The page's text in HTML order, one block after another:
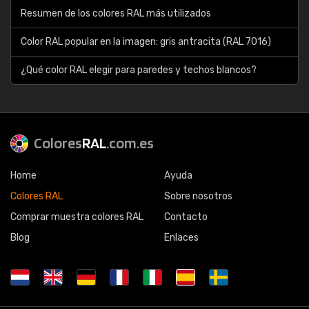
Resumen de los colores RAL más utilizados
Color RAL popular en la imagen: gris antracita (RAL 7016)
¿Qué color RAL elegir para paredes y techos blancos?
ColoresRAL.com.es
Home
Colores RAL
Comprar muestra colores RAL
Blog
Ayuda
Sobre nosotros
Contacto
Enlaces